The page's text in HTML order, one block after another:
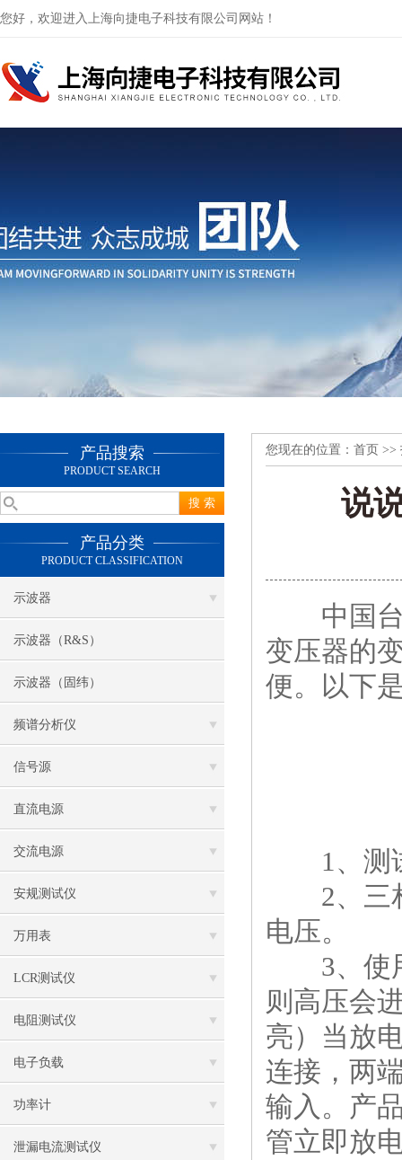
您好，欢迎进入上海向捷电子科技有限公司网站！
产品搜索
PRODUCT SEARCH
产品分类
PRODUCT CLASSIFICATION
示波器
示波器（R&S）
示波器（固纬）
频谱分析仪
信号源
直流电源
交流电源
安规测试仪
万用表
LCR测试仪
电阻测试仪
电子负载
功率计
泄漏电流测试仪
您现在的位置： 首页 >>
说
中国台
变压器的
便。以下
1、测试
2、三相
电压。
3、使用
则高压会
亮）当放
连接，两
输入。产
管立即放